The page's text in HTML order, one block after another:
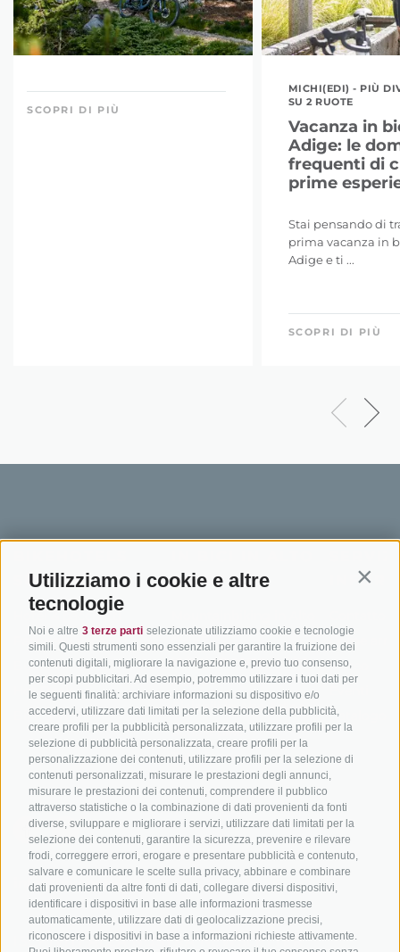
Utilizziamo i cookie e altre
tecnologie
Noi e altre 3 terze parti selezionate utilizziamo cookie e tecnologie
simili. Questi strumenti sono essenziali per garantire la fruizione dei
contenuti digitali, migliorare la navigazione e, previo tuo consenso,
per scopi pubblicitari. Ad esempio, potremmo utilizzare i tuoi dati per
le seguenti finalità: archiviare informazioni su dispositivo e/o
accedervi, utilizzare dati limitati per la selezione della pubblicità,
creare profili per la pubblicità personalizzata, utilizzare profili per la
selezione di pubblicità personalizzata, creare profili per la
personalizzazione dei contenuti, utilizzare profili per la selezione di
contenuti personalizzati, misurare le prestazioni degli annunci,
misurare le prestazioni dei contenuti, comprendere il pubblico
attraverso statistiche o la combinazione di dati provenienti da fonti
diverse, sviluppare e migliorare i servizi, utilizzare dati limitati per la
selezione dei contenuti, garantire la sicurezza, prevenire e rilevare
frodi, correggere errori, erogare e presentare pubblicità e contenuto,
salvare e comunicare le scelte sulla privacy, abbinare e combinare
dati provenienti da altre fonti di dati, collegare diversi dispositivi,
identificare i dispositivi in base alle informazioni trasmesse
automaticamente, utilizzare dati di geolocalizzazione precisi,
riconoscere i dispositivi in base a informazioni richieste attivamente.
SCOPRI DI PIÙ
MICHI(EDI) - PIÙ
SU 2 RUOTE
Vacanza in
Adige: le
frequenti di
prime
Stai pensando di
prima vacanza in
Adige e ti ...
SCOPRI DI PIÙ
SÜDTIROL
Hotel & pacchetti
Pacchetti vacanze
Buoni vacanza
Hot Deals
Bike & Work
ADIGE
Adige
In bici da corsa in Alto
Adige
Ciclabili in Alto Adige
Scuole bike
Tutti i tour
Come
Meteo
Catalogo
info@bikehotels.it
ISCRIVITI ALLA NOSTRA NEWSLETTER